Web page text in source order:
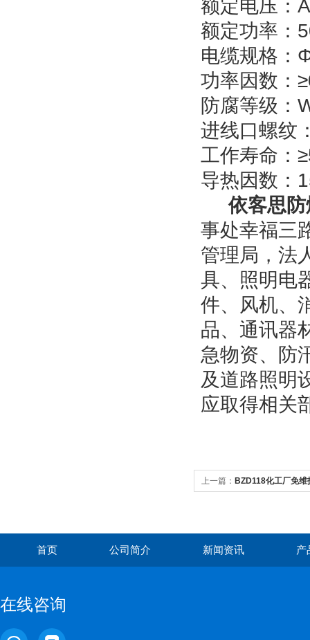
额定电压：
额定功率：
电缆规格：
功率因数：
防腐等级：
进线口螺纹
工作寿命：
导热因数：
依客思
事处幸福三
管理局，法
具、照明电
件、风机、
品、通讯器
急物资、防
及道路照明
应取得相关
上一篇： BZD118化工厂免
首页 公司简介 新闻资讯 产
在线咨询